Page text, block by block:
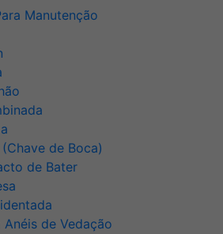
Manutenção
de Boca)
de Bater
Anéis de Vedação